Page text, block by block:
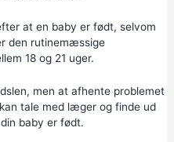
at en baby er født, selvom
den rutinemæssige
18 og 21 uger.
men at afhente problemet
tale med læger og finde ud
baby er født.